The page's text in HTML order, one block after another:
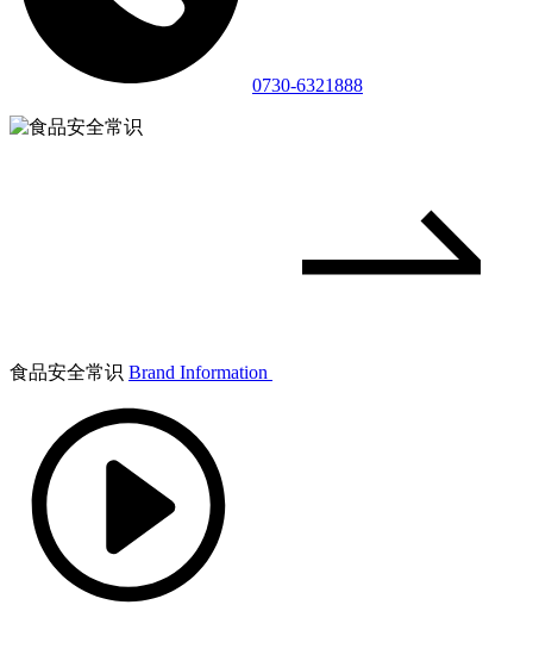
0730-6321888
食品安全常识 Brand Information